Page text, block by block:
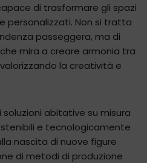
di trasformare gli spazi
personalizzati. Non si tratta
passeggera, ma di
mira a creare armonia tra
la creatività e
abitative su misura
e tecnologicamente
nascita di nuove figure
di metodi di produzione